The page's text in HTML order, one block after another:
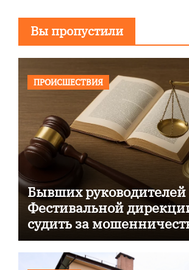
Вы пропустили
ПРОИСШЕСТВИЯ
Бывших руководителей
Фестивальной
судить за